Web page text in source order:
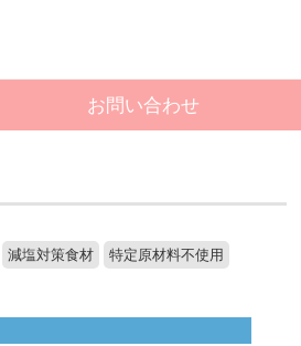
お問い合わせ
減塩対策食材 特定原材料不使用